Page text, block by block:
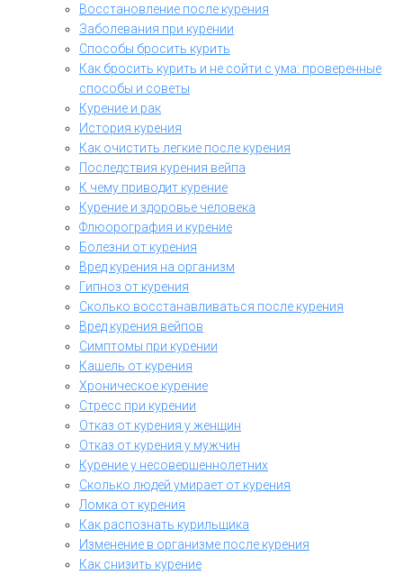
Восстановление после курения
Заболевания при курении
Способы бросить курить
Как бросить курить и не сойти с ума: проверенные
способы и советы
Курение и рак
История курения
Как очистить легкие после курения
Последствия курения вейпа
К чему приводит курение
Курение и здоровье человека
Флюорография и курение
Болезни от курения
Вред курения на организм
Гипноз от курения
Сколько восстанавливаться после курения
Вред курения вейпов
Симптомы при курении
Кашель от курения
Хроническое курение
Стресс при курении
Отказ от курения у женщин
Отказ от курения у мужчин
Курение у несовершеннолетних
Сколько людей умирает от курения
Ломка от курения
Как распознать курильщика
Изменение в организме после курения
Как снизить курение